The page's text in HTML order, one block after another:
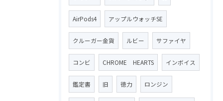
AirPods4 アップルウォッチSE
クルーガー金貨 ルビー サファイヤ
コンビ CHROME HEARTS インボイス
鑑定書 旧 徳力 ロンジン